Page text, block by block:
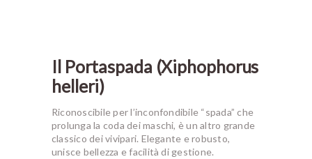
Il Portaspada (Xiphophorus
helleri)
Riconoscibile per l’inconfondibile “spada” che
prolunga la coda dei maschi, è un altro grande
classico dei vivipari. Elegante e robusto,
unisce bellezza e facilità di gestione.